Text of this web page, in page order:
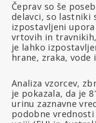
Čeprav so še
delavci, so lastniki
izpostavljeni
vrtovih in
je lahko
hrane, zraka,
Analiza vzorcev,
je pokazala, da je
urinu zaznavne
podobne